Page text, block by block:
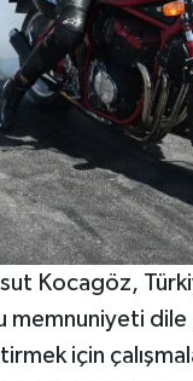
Kocagöz,
memnuniyeti
için